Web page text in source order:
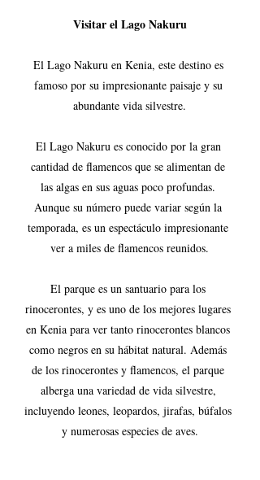
Visitar el Lago Nakuru
El Lago Nakuru en Kenia, este destino es
famoso por su impresionante paisaje y su
abundante vida silvestre.
El Lago Nakuru es conocido por la gran
cantidad de flamencos que se alimentan de
las algas en sus aguas poco profundas.
Aunque su número puede variar según la
temporada, es un espectáculo impresionante
ver a miles de flamencos reunidos.
El parque es un santuario para los
rinocerontes, y es uno de los mejores lugares
en Kenia para ver tanto rinocerontes blancos
como negros en su hábitat natural. Además
de los rinocerontes y flamencos, el parque
alberga una variedad de vida silvestre,
incluyendo leones, leopardos, jirafas, búfalos
y numerosas especies de aves.